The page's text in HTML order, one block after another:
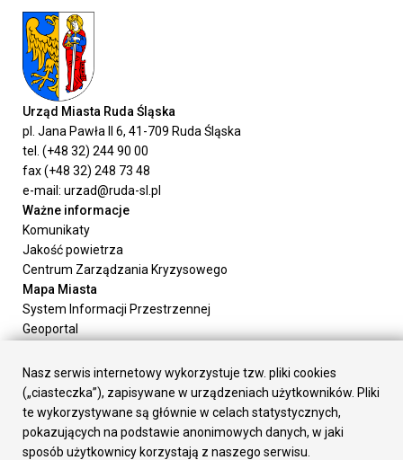
Urząd Miasta Ruda Śląska
pl. Jana Pawła II 6, 41-709 Ruda Śląska
tel. (+48 32) 244 90 00
fax (+48 32) 248 73 48
e-mail: urzad@ruda-sl.pl
Ważne informacje
Komunikaty
Jakość powietrza
Centrum Zarządzania Kryzysowego
Mapa Miasta
System Informacji Przestrzennej
Geoportal
Załatw sprawę
Prezydent Miasta
Rada Miasta
Wydziały
Elektroniczna Skrzynka Podawcza
Nasz serwis internetowy wykorzystuje tzw. pliki cookies
(„ciasteczka”), zapisywane w urządzeniach użytkowników. Pliki
te wykorzystywane są głównie w celach statystycznych,
pokazujących na podstawie anonimowych danych, w jaki
sposób użytkownicy korzystają z naszego serwisu.